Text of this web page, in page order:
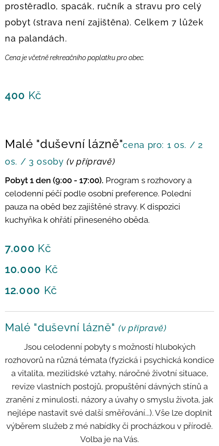
prostěradlo, spacák, ručník a stravu pro celý
pobyt (strava není zajištěna). Celkem 7 lůžek
na palandách.
Cena je včetně rekreačního poplatku pro obec.
400 Kč
Malé "duševní lázně"cena pro: 1 os. / 2
os. / 3 osoby(v přípravě)
Pobyt 1 den (9:00 - 17:00). Program s rozhovory a
celodenní péčí podle osobní preference. Polední
pauza na oběd bez zajištěné stravy. K dispozici
kuchyňka k ohřátí přineseného oběda.
7.000 Kč
10.000 Kč
12.000 Kč
Malé "duševní lázně" (v přípravě)
Jsou celodenní pobyty s možností hlubokých
rozhovorů na různá témata (fyzická i psychická kondice
a vitalita, mezilidské vztahy, náročné životní situace,
revize vlastních postojů, propuštění dávných stínů a
zranění z minulosti, názory a úvahy o smyslu života, jak
nejlépe nastavit své další směřování...). Vše lze doplnit
výběrem služeb z mé nabídky či procházkou v přírodě.
Volba je na Vás.